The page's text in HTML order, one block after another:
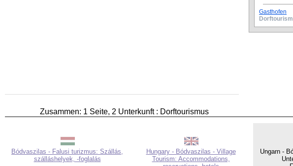
Zusammen: 1 Seite, 2 Unterkunft : Dorftourismus
Gasthofen
Bódvaszilas - Falusi turizmus: Szállás,
szálláshelyek, -foglalás
Hungary - Bódvaszilas - Village
Tourism: Accommodations,
Ungarn -